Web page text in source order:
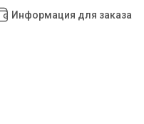
Информация для заказа